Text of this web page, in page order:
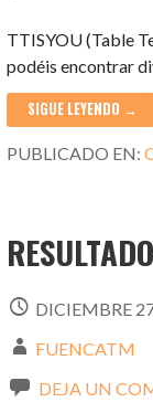
TTISYOU (Table
podéis encontrar
SIGUE LEYENDO →
PUBLICADO EN:
DICIEMBRE
FUENCATM
DEJA UN